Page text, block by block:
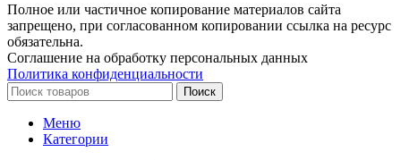
Полное или частичное копирование материалов сайта
запрещено, при согласованном копировании ссылка на ресурс
обязательна.
Соглашение на обработку персональных данных
Политика конфиденциальности
Поиск
Меню
Категории